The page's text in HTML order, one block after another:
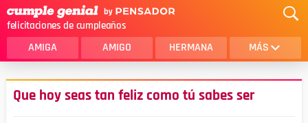
felicitaciones de cumpleaños
AMIGA AMIGO HERMANA MÁS
MAMA
AMOR
Que hoy seas tan feliz como tú sabes ser